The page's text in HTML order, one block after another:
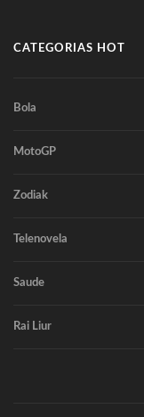
CATEGORIAS HOT
Bola
MotoGP
Zodiak
Telenovela
Saude
Rai Liur